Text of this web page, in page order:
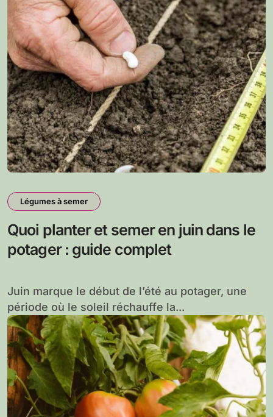
Légumes à semer
Quoi planter et semer en juin dans le
potager : guide complet
Juin marque le début de l’été au potager, une
période où le soleil réchauffe la...